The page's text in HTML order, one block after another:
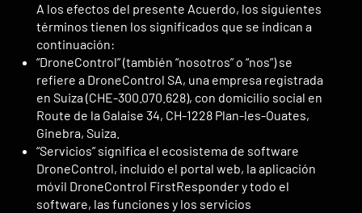
A los efectos del presente Acuerdo, los siguientes
términos tienen los significados que se indican a
continuación:
“DroneControl” (también “nosotros” o “nos”) se
refiere a DroneControl SA, una empresa registrada
en Suiza (CHE-300.070.628), con domicilio social en
Route de la Galaise 34, CH-1228 Plan-les-Ouates,
Ginebra, Suiza.
“Servicios” significa el ecosistema de software
DroneControl, incluido el portal web, la aplicación
móvil DroneControl FirstResponder y todo el
software, las funciones y los servicios